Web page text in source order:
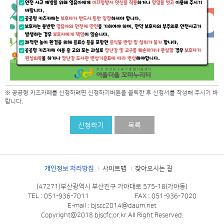
※ 공공형 키즈카페를 신청하려면 신청하기버튼을 클릭한 후 신청서를 작성해 주시기 바
랍니다.
신청하기 목록
개인정보 처리방침 사이트맵 찾아오시는 길
(47271)부산광역시 부산진구 가야대로 575-18(가야동)
TEL : 051-936-7011
FAX : 051-936-7020
E-mail : bjscc2014@daum.net
Copyright@2018 bjscfc.or.kr All Right Reserved.